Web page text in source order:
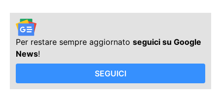
Per restare sempre aggiornato seguici su Google
News!
SEGUICI